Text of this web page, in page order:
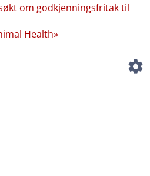
om godkjenningsfritak til
Health»